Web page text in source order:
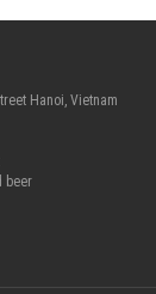
Hanoi, Vietnam
beer